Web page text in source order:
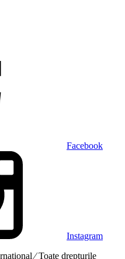
Facebook
Instagram
⁄ Toate drepturile